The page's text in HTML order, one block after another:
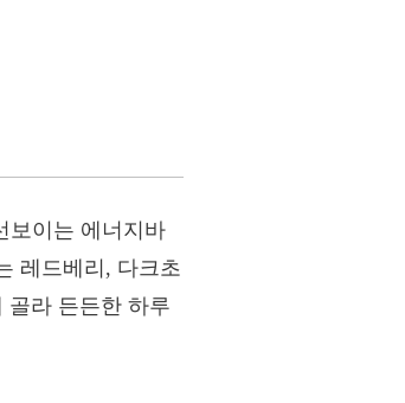
보이는 에너지바
레드베리, 다크초
골라 든든한 하루